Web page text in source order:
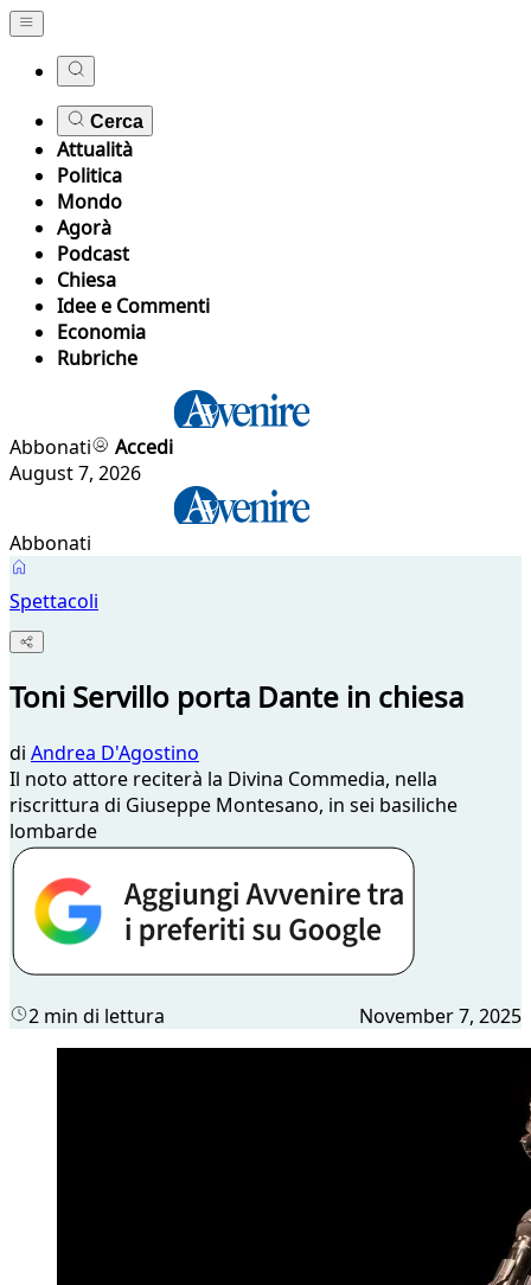
Cerca
Attualità
Politica
Mondo
Agorà
Podcast
Chiesa
Idee e Commenti
Economia
Rubriche
Abbonati
Accedi
August 7, 2026
Abbonati
Spettacoli
Toni Servillo porta Dante in chiesa
di Andrea D'Agostino
Il noto attore reciterà la Divina Commedia, nella
riscrittura di Giuseppe Montesano, in sei basiliche
lombarde
2 min di lettura November 7, 2025